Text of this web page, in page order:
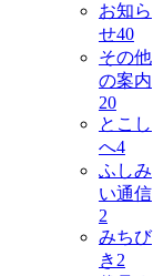
お知ら
せ40
その他
の案内
20
とこし
へ4
ふしみ
い通信
2
みちび
き 2